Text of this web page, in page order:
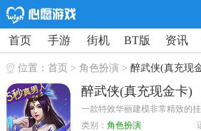
首页 手游 街机 BT版 资讯
位置： 首页 > 角色扮演> 醉武侠(真充现
醉武侠(真充现金卡)
一款特效华丽建模非常精致的
类别： 角色扮演